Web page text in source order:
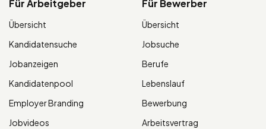
Für Arbeitgeber
Übersicht
Kandidatensuche
Jobanzeigen
Kandidatenpool
Employer Branding
Jobvideos
Für Bewerber
Übersicht
Jobsuche
Berufe
Lebenslauf
Bewerbung
Arbeitsvertrag